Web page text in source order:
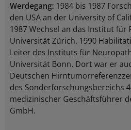
Werdegang: 1984 bis 1987
den USA an der University of
1987 Wechsel an das Institut für
Universität Zürich. 1990
Leiter des Instituts für
Universität Bonn. Dort war er
Deutschen
des Sonderforschungsbereichs
medizinischer Geschäftsführer
GmbH.